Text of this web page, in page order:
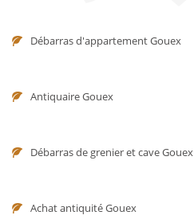
Débarras d'appartement Gouex
Antiquaire Gouex
Débarras de grenier et cave Gouex
Achat antiquité Gouex